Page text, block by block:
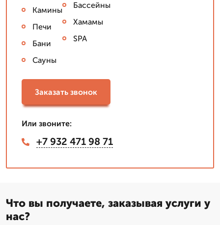
Камины
Печи
Бани
Сауны
Бассейны
Хамамы
SPA
Заказать звонок
Или звоните:
+7 932 471 98 71
Что вы получаете, заказывая услуги у
нас?